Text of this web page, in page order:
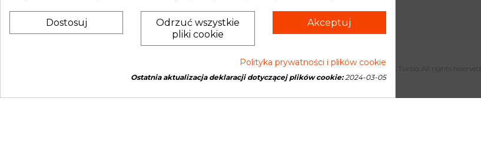
Zwroty
Copyright © 2026 Genesis Turbo. All rights reserved
Akceptuj
Odrzuć wszystkie
pliki cookie
Dostosuj
Polityka prywatności i plików cookie
Ostatnia aktualizacja deklaracji dotyczącej plików cookie:2024-03-05